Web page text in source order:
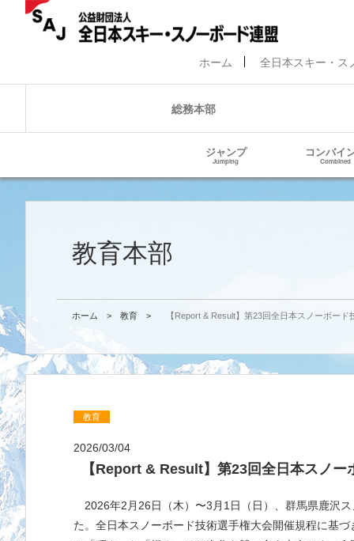
ホーム 全日本スキー・ス
総務本部
ジャンプ
Jumping
コンバイ
Combined
教育本部
ホーム > 教育 > 【Report & Result】第23回全日本スノーボード
教育
2026/03/04
【Report & Result】第23回全日本スノー
2026年2月26日（木）〜3月1日（日）、群馬県鹿沢
た。全日本スノーボード技術選手権大会開催規程に基